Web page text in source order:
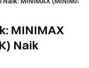
MINIMAX
Naik